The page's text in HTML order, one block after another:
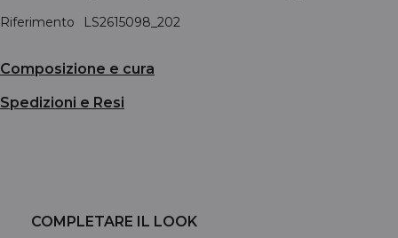
Riferimento
LS2615098_202
Composizione e cura
Spedizioni e Resi
COMPLETARE IL LOOK